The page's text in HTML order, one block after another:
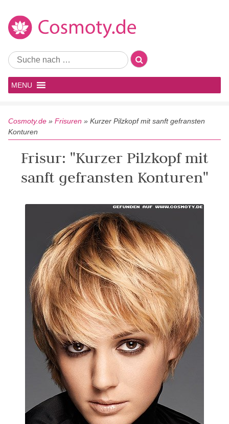
MENU
Cosmoty.de » Frisuren » Kurzer Pilzkopf mit sanft gefransten
Konturen
Frisur: "Kurzer Pilzkopf mit
sanft gefransten Konturen"